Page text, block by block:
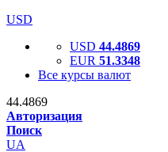
USD
USD 44.4869
EUR 51.3348
Все курсы валют
44.4869
Авторизация
Поиск
UA